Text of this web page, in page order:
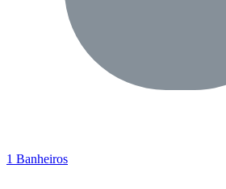
1 Banheiros